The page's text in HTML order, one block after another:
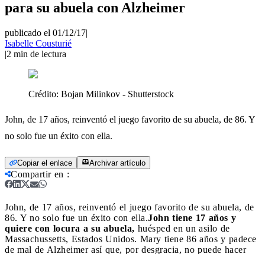
para su abuela con Alzheimer
publicado el 01/12/17|
Isabelle Cousturié
|2 min de lectura
Crédito: Bojan Milinkov - Shutterstock
John, de 17 años, reinventó el juego favorito de su abuela, de 86. Y
no solo fue un éxito con ella.
Copiar el enlace Archivar artículo
Compartir en :
John, de 17 años, reinventó el juego favorito de su abuela, de
86. Y no solo fue un éxito con ella.John tiene 17 años y
quiere con locura a su abuela, huésped en un asilo de
Massachussetts, Estados Unidos. Mary tiene 86 años y padece
de mal de Alzheimer así que, por desgracia, no puede hacer